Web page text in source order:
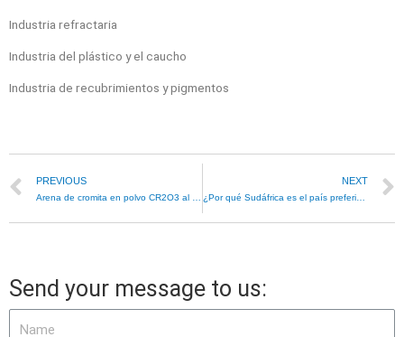
Industria refractaria
Industria del plástico y el caucho
Industria de recubrimientos y pigmentos
PREVIOUS
Arena de cromita en polvo CR2O3 al 46% 325# 0,045 mm 90 % de paso
NEXT
¿Por qué Sudáfrica es el país preferido para el mineral de cromita utilizado en fundición?
Send your message to us: